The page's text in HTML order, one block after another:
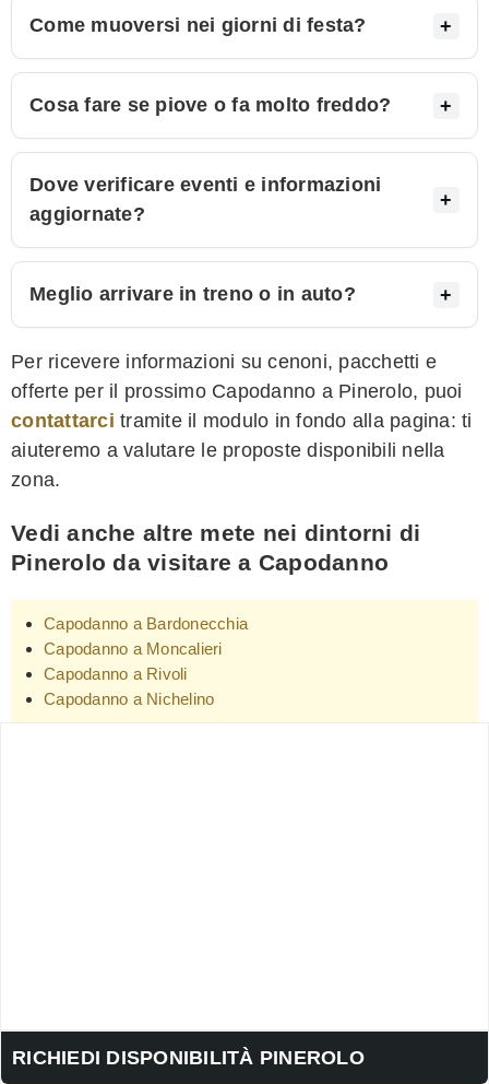
Come muoversi nei giorni di festa?
Cosa fare se piove o fa molto freddo?
Dove verificare eventi e informazioni
aggiornate?
Meglio arrivare in treno o in auto?
Per ricevere informazioni su cenoni, pacchetti e
offerte per il prossimo Capodanno a Pinerolo, puoi
contattarci tramite il modulo in fondo alla pagina: ti
aiuteremo a valutare le proposte disponibili nella
zona.
Vedi anche altre mete nei dintorni di
Pinerolo da visitare a Capodanno
Capodanno a Bardonecchia
Capodanno a Moncalieri
Capodanno a Rivoli
Capodanno a Nichelino
RICHIEDI DISPONIBILITÀ PINEROLO